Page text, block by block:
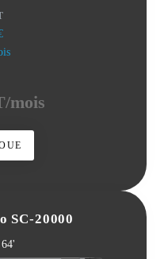
mois
SC-20000